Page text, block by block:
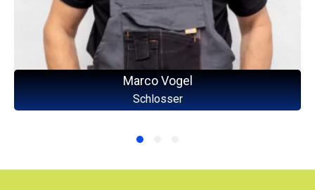
Marco Vogel
Schlosser